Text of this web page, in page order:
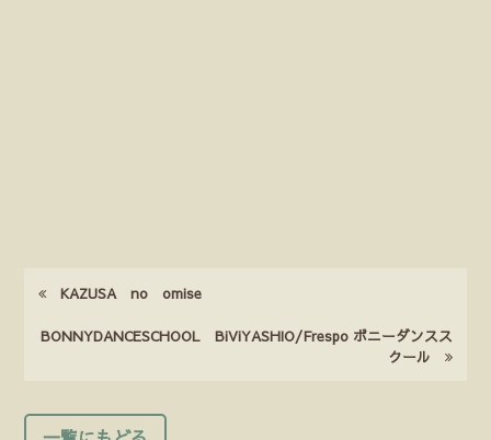
KAZUSA no omise
BONNYDANCESCHOOL BiViYASHIO/Frespo ボニーダンスス
クール